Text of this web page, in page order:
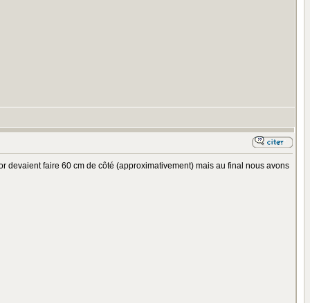
faire 60 cm de côté (approximativement) mais au final nous avons